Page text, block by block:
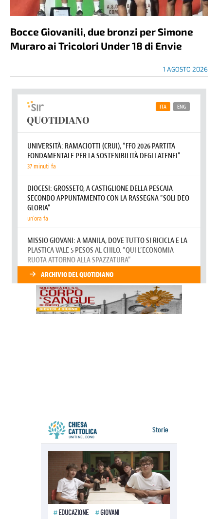
Bocce Giovanili, due bronzi per Simone
Muraro ai Tricolori Under 18 di Envie
1 AGOSTO 2026